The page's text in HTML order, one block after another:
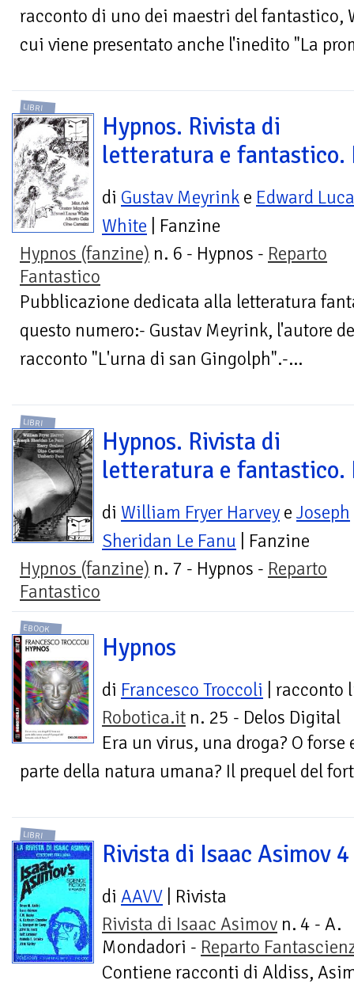
racconto di uno dei maestri del fantastico,
cui viene presentato anche l'inedito "La
LIBRI
Hypnos. Rivista di
letteratura e fantastico.
di Gustav Meyrink e Edward
White | Fanzine
Hypnos (fanzine) n. 6 - Hypnos - Reparto
Fantastico
Pubblicazione dedicata alla letteratura
questo numero:- Gustav Meyrink, l'autore
racconto "L'urna di san Gingolph".-...
LIBRI
Hypnos. Rivista di
letteratura e fantastico.
di William Fryer Harvey e Joseph
Sheridan Le Fanu | Fanzine
Hypnos (fanzine) n. 7 - Hypnos - Reparto
Fantastico
EBOOK
Hypnos
di Francesco Troccoli | racconto
Robotica.it n. 25 - Delos Digital
Era un virus, una droga? O forse
parte della natura umana? Il prequel del
LIBRI
Rivista di Isaac Asimov 4
di AAVV | Rivista
Rivista di Isaac Asimov n. 4 - A.
Mondadori - Reparto
Contiene racconti di Aldiss,